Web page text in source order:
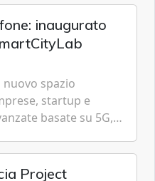
inaugurato
spazio
startup e
basate su 5G,
Project